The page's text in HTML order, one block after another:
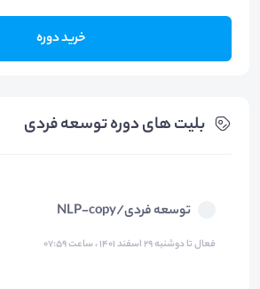
خرید دوره
بلیت های دوره توسعه فردی
توسعه فردی/NLP-copy
فعال تا دوشنبه ۲۹ اسفند ۱۴۰۱ ، ساعت ۰۷:۵۹